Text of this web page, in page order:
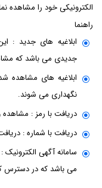
الکترونیکی خود را مشاهده
راهنما
ابلاغیه های جدید :
جدیدی می باشد که
ابلاغیه های مشاهده
نگهداری می شوند.
دریافت با رمز : مشاهده
دریافت با شماره :
سامانه آگهی
می باشد که در دسترس